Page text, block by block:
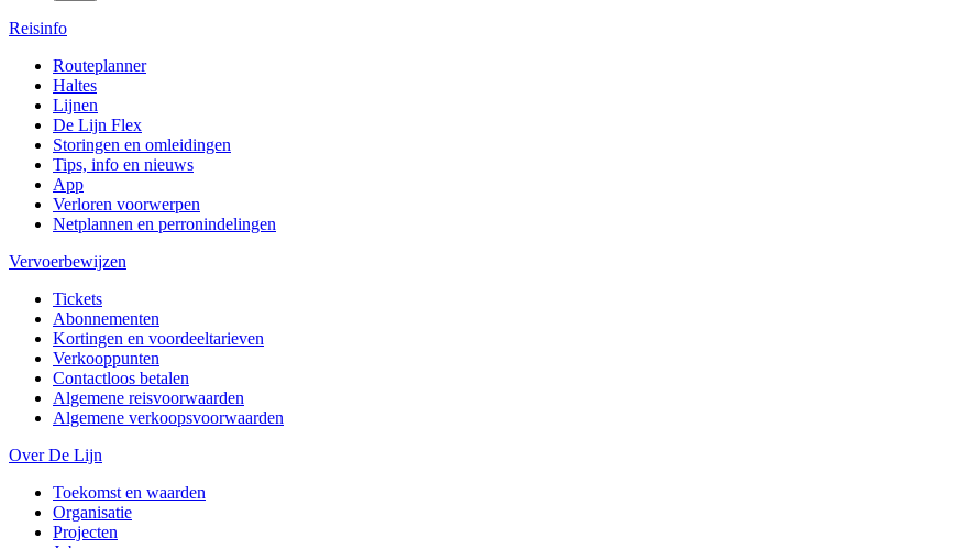
Reisinfo
Routeplanner
Haltes
Lijnen
De Lijn Flex
Storingen en omleidingen
Tips, info en nieuws
App
Verloren voorwerpen
Netplannen en perronindelingen
Vervoerbewijzen
Tickets
Abonnementen
Kortingen en voordeeltarieven
Verkooppunten
Contactloos betalen
Algemene reisvoorwaarden
Algemene verkoopsvoorwaarden
Over De Lijn
Toekomst en waarden
Organisatie
Projecten